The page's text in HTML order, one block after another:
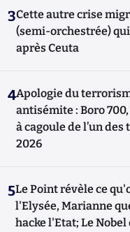
3Cette autre crise
(semi-orchestrée)
après Ceuta
4Apologie du
antisémite : Boro
à cagoule de l’un des
2026
5Le Point révèle ce
l'Elysée, Marianne
hacke l'Etat; Le Nobel